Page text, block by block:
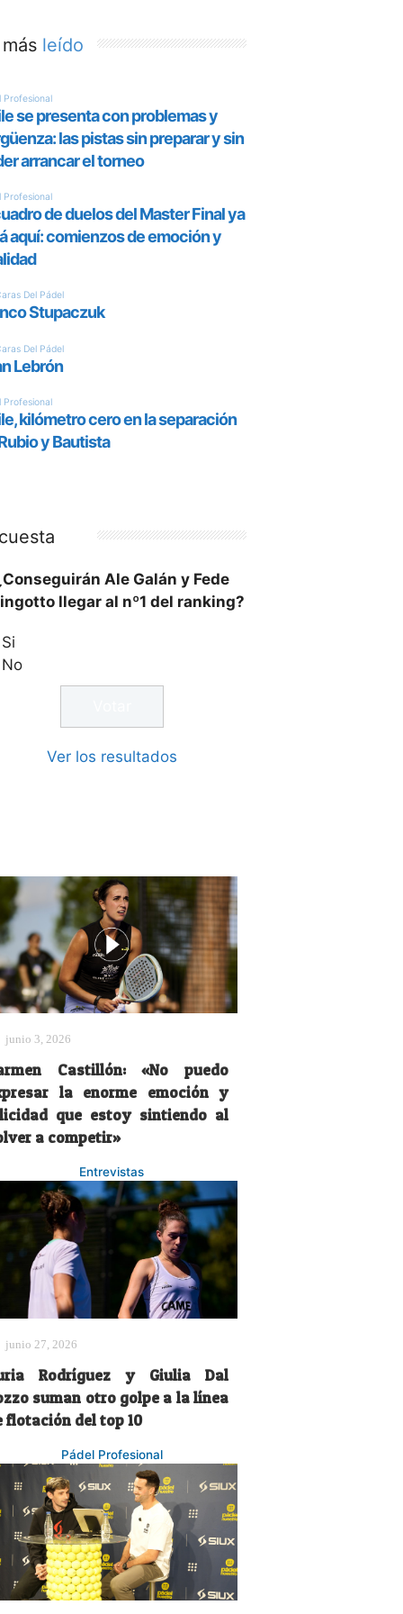
leído
Ale Galán y Fede
llegar al nº1 del ranking?
Si
No
Ver los resultados
junio 3, 2026
Castillón: «No puedo
la enorme emoción y
que estoy sintiendo al
a competir»
Entrevistas
junio 27, 2026
Rodríguez y Giulia Dal
suman otro golpe a la línea
flotación del top 10
Pádel Profesional